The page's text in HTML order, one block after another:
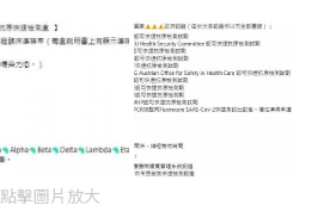
點擊圖片放大